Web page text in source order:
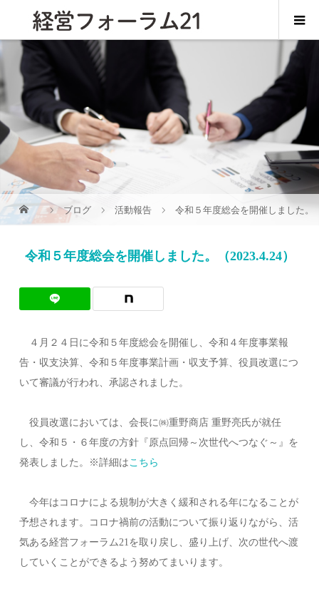
ブログ 活動報告 令和５年度総会を開催しました。
令和５年度総会を開催しました。（2023.4.24）
４月２４日に令和５年度総会を開催し、令和４年度事業報
告・収支決算、令和５年度事業計画・収支予算、役員改選につ
いて審議が行われ、承認されました。
役員改選においては、会長に㈱重野商店 重野亮氏が就任
し、令和５・６年度の方針『原点回帰～次世代へつなぐ～』を
発表しました。※詳細はこちら
今年はコロナによる規制が大きく緩和される年になることが
予想されます。コロナ禍前の活動について振り返りながら、活
気ある経営フォーラム21を取り戻し、盛り上げ、次の世代へ渡
していくことができるよう努めてまいります。